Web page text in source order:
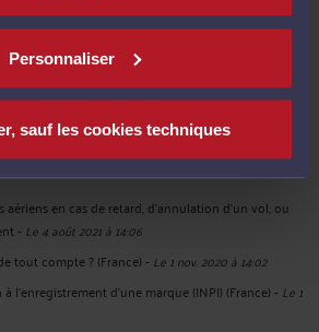
Personnaliser
sauf les cookies techniques
-Le 7 mai 2022 à 00:17
avant le dépôt d'une marque-Le 15 févr. 2022 à
de la route aux véhicules autonomes-Le 4 août
aériens en cas de retard, d'annulation d'un vol, ou
- Le 4 août 2021 à 14:06
tout compte ? (France)- Le 1 nov. 2020 à 14:02
l'enregistrement d'une marque (INPI) (France)- Le 1